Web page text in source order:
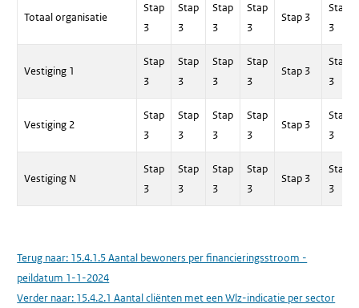
Totaal organisatie
Stap
3
Stap
3
Stap
3
Stap
3
Stap 3
Stap
3
Vestiging 1
Stap
3
Stap
3
Stap
3
Stap
3
Stap 3
Stap
3
Vestiging 2
Stap
3
Stap
3
Stap
3
Stap
3
Stap 3
Stap
3
Vestiging N
Stap
3
Stap
3
Stap
3
Stap
3
Stap 3
Stap
3
Terug naar: 15.4.1.5 Aantal bewoners per financieringsstroom -
peildatum 1-1-2024
Verder naar: 15.4.2.1 Aantal cliënten met een Wlz-indicatie per sector